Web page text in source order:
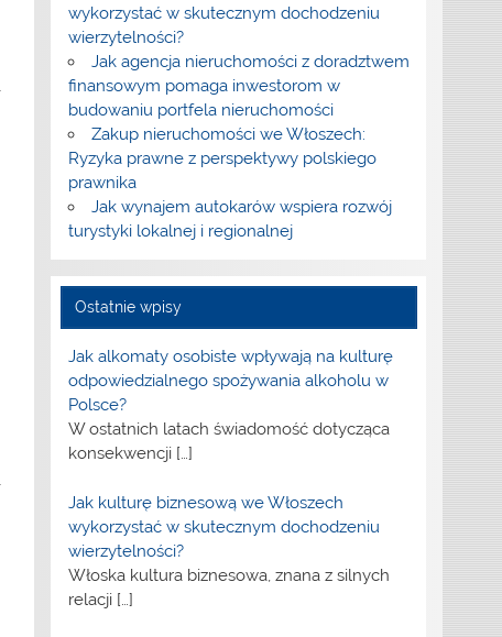
wykorzystać w skutecznym dochodzeniu
wierzytelności?
Jak agencja nieruchomości z doradztwem
finansowym pomaga inwestorom w
budowaniu portfela nieruchomości
Zakup nieruchomości we Włoszech:
Ryzyka prawne z perspektywy polskiego
prawnika
Jak wynajem autokarów wspiera rozwój
turystyki lokalnej i regionalnej
Ostatnie wpisy
Jak alkomaty osobiste wpływają na kulturę
odpowiedzialnego spożywania alkoholu w
Polsce?
W ostatnich latach świadomość dotycząca
konsekwencji […]
Jak kulturę biznesową we Włoszech
wykorzystać w skutecznym dochodzeniu
wierzytelności?
Włoska kultura biznesowa, znana z silnych
relacji […]